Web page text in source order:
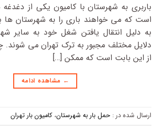
باربری به شهرستان با کامیون یکی از
است که می خواهند باری را به شهرستان ها
به دلیل انتقال یافتن شغل خود به سایر
دلایل مختلف مجبور به ترک تهران می شوند.
از این بابت است که ممکن […]
← مشاهده ادامه
ارسال شده در : حمل بار به شهرستان، کامیون بار تهران